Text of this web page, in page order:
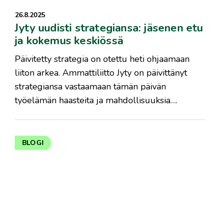
26.8.2025
Jyty uudisti strategiansa: jäsenen etu
ja kokemus keskiössä
Päivitetty strategia on otettu heti ohjaamaan
liiton arkea. Ammattiliitto Jyty on päivittänyt
strategiansa vastaamaan tämän päivän
työelämän haasteita ja mahdollisuuksia….
BLOGI